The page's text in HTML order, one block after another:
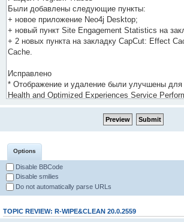
Options
Disable BBCode
Disable smilies
Do not automatically parse URLs
TOPIC REVIEW: R-WIPE&CLEAN 20.0.2559